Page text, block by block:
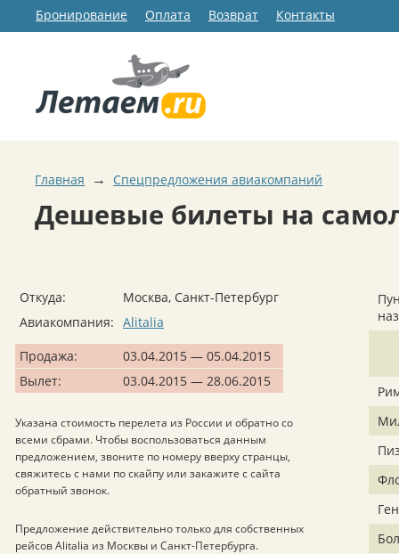
Бронирование Оплата Возврат Контакты
Главная → Спецпредложения авиакомпаний
Дешевые билеты на
Откуда:
Москва, Санкт-Петербург
Авиакомпания: Alitalia
Продажа:
03.04.2015 — 05.04.2015
Вылет:
03.04.2015 — 28.06.2015
Указана стоимость перелета из России и обратно со
всеми сбрами. Чтобы воспользоваться данным
предложением, звоните по номеру вверху странцы,
свяжитесь с нами по скайпу или закажите с сайта
обратный звонок.
Предложение действительно только для собственных
рейсов Alitalia из Москвы и Санкт-Петербурга.